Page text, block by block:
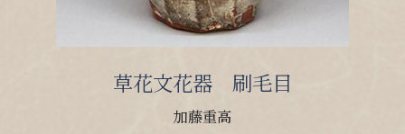
草花文花器 刷毛目
加藤重高